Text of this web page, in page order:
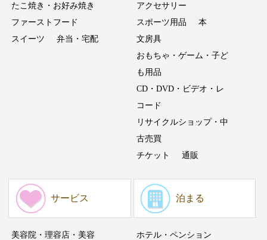
たこ焼き・お好み焼き
ファーストフード
スイーツ
弁当・宅配
アクセサリー
スポーツ用品
本
文房具
おもちゃ・ゲーム・子ど
も用品
CD・DVD・ビデオ・レ
コード
リサイクルショップ・中
古売買
チケット
通販
サービス
美容院・理容店・美容
泊まる
ホテル・ペンション